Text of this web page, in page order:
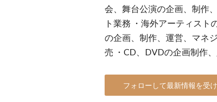
会、舞台公演の企画、制作
ト業務 ・海外アーティスト
の企画、制作、運営、マネ
売 ・CD、DVDの企画制作
フォローして最新情報を受